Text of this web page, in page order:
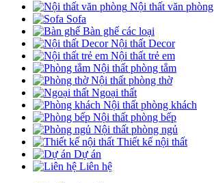
Nội thất văn phòng
Sofa
Bàn ghế các loại
Nội thất Decor
Nội thất trẻ em
Nội thất phòng tắm
Nội thất phòng thờ
Ngoại thất
Nội thất phòng khách
Nội thất phòng bếp
Nội thất phòng ngủ
Thiết kế nội thất
Dự án
Liên hệ